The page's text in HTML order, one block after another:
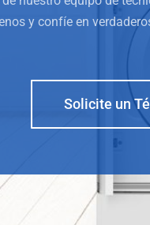
y confíe en
Solicite un